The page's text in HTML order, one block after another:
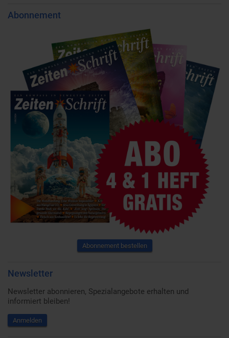
Abonnement
Abonnement bestellen
Newsletter
Newsletter abonnieren, Spezialangebote erhalten und
informiert bleiben!
Anmelden